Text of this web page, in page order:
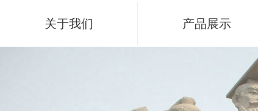
关于我们 产品展示